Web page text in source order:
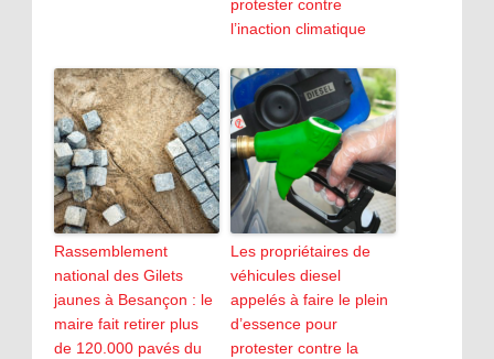
protester contre
l’inaction climatique
Rassemblement
national des Gilets
jaunes à Besançon : le
maire fait retirer plus
de 120.000 pavés du
Les propriétaires de
véhicules diesel
appelés à faire le plein
d’essence pour
protester contre la